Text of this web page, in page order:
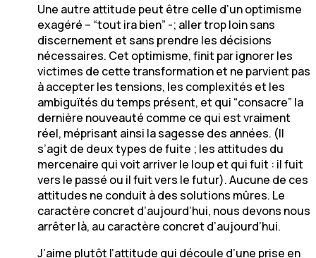
Une autre attitude peut être celle d’un optimisme
exagéré – “tout ira bien” -; aller trop loin sans
discernement et sans prendre les décisions
nécessaires. Cet optimisme, finit par ignorer les
victimes de cette transformation et ne parvient pas
à accepter les tensions, les complexités et les
ambiguïtés du temps présent, et qui “consacre” la
dernière nouveauté comme ce qui est vraiment
réel, méprisant ainsi la sagesse des années. (Il
s’agit de deux types de fuite ; les attitudes du
mercenaire qui voit arriver le loup et qui fuit : il fuit
vers le passé ou il fuit vers le futur). Aucune de ces
attitudes ne conduit à des solutions mûres. Le
caractère concret d’aujourd’hui, nous devons nous
arrêter là, au caractère concret d’aujourd’hui.
J’aime plutôt l’attitude qui découle d’une prise en